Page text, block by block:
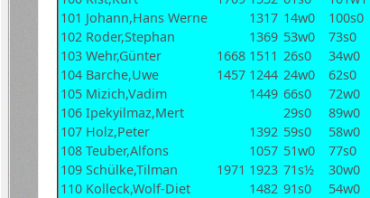
101 Johann,Hans Werne 1317 14w0 100s0
102 Roder,Stephan 1369 53w0 73s0
103 Wehr,Günter 1668 1511 26s0 34w0
104 Barche,Uwe 1457 1244 24w0 62s0
105 Mizich,Vadim 1449 66s0 72w0
106 Ipekyilmaz,Mert 29s0 89w0
107 Holz,Peter 1392 59s0 58w0
108 Teuber,Alfons 1057 51w0 77s0
109 Schülke,Tilman 1971 1923 71s½ 30w0
110 Kolleck,Wolf-Diet 1482 91s0 54w0